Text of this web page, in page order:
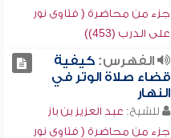
جزء من محاضرة ( فتاوى نور
على الدرب (453))
الفهرس:كيفية
قضاء صلاة الوتر في
النهار
للشيخ: عبد العزيز بن باز
جزء من محاضرة ( فتاوى نور